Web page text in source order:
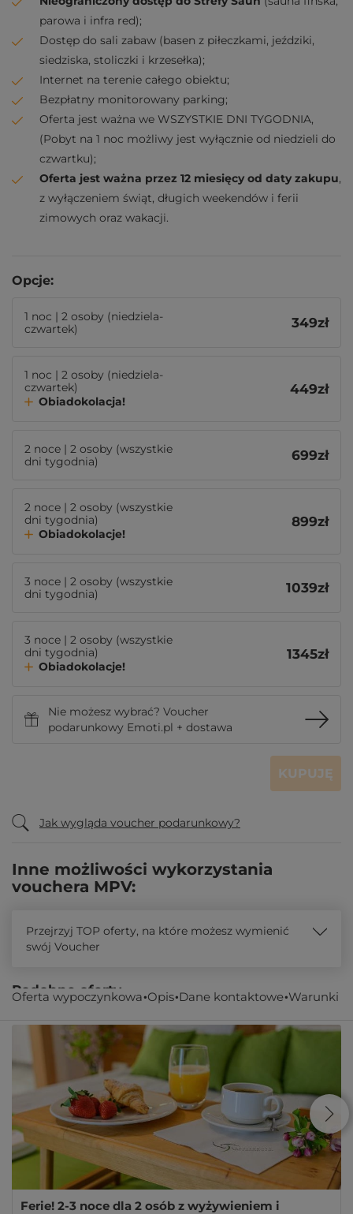
parowa i infra red);
Dostęp do sali zabaw (basen z piłeczkami, jeździki,
siedziska, stoliczki i krzesełka);
Internet na terenie całego obiektu;
Bezpłatny monitorowany parking;
Oferta jest ważna we WSZYSTKIE DNI TYGODNIA,
(Pobyt na 1 noc możliwy jest wyłącznie od niedzieli do
czwartku);
Oferta jest ważna przez 12 miesięcy od daty zakupu,
z wyłączeniem świąt, długich weekendów i ferii
zimowych oraz wakacji.
Opcje:
1 noc | 2 osoby (niedziela-
czwartek)
349zł
1 noc | 2 osoby (niedziela-
czwartek)
Obiadokolacja!
449zł
2 noce | 2 osoby (wszystkie
dni tygodnia)
699zł
2 noce | 2 osoby (wszystkie
dni tygodnia)
Obiadokolacje!
899zł
3 noce | 2 osoby (wszystkie
dni tygodnia)
1039zł
3 noce | 2 osoby (wszystkie
dni tygodnia)
Obiadokolacje!
1345zł
Nie możesz wybrać? Voucher
podarunkowy Emoti.pl + dostawa
KUPUJĘ
Jak wygląda voucher podarunkowy?
Oferta wypoczynkowa Opis Dane kontaktowe Warunki
Inne możliwości wykorzystania
vouchera MPV:
Przejrzyj TOP oferty, na które możesz wymienić
swój Voucher
Podobne oferty
Ferie! 2-3 noce dla 2 osób z wyżywieniem i